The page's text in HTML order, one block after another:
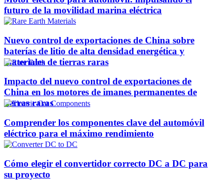
futuro de la movilidad marina eléctrica
Nuevo control de exportaciones de China sobre
baterías de litio de alta densidad energética y
materiales de tierras raras
Impacto del nuevo control de exportaciones de
China en los motores de imanes permanentes de
tierras raras
Comprender los componentes clave del automóvil
eléctrico para el máximo rendimiento
Cómo elegir el convertidor correcto DC a DC para
su proyecto